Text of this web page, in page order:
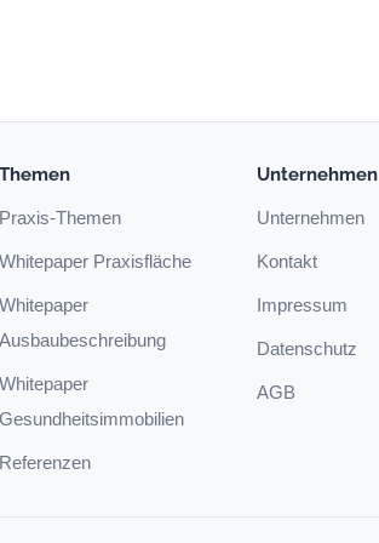
Themen
Praxis-Themen
Whitepaper Praxisfläche
Whitepaper
Ausbaubeschreibung
Whitepaper
Gesundheitsimmobilien
Referenzen
Unternehmen
Unternehmen
Kontakt
Impressum
Datenschutz
AGB